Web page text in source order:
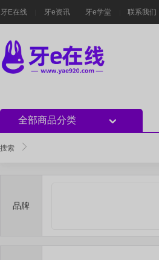
牙E在线 牙e资讯 牙e学堂 联系我们
全部商品分类
搜索
品牌